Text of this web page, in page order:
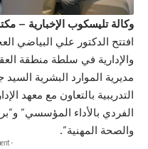
وكالة تليسكوب الإخبارية –
افتتح الدكتور علي البياضي
والإدارية في سلطة منطقة
مديرية الموارد البشرية
التدريبية بالتعاون مع معهد
الفردي بالأداء المؤسسي”
والصحة المهنية”.
- Advertisement -